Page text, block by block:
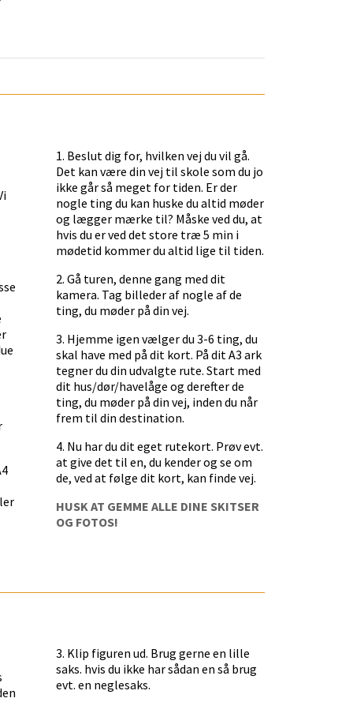
1. Beslut dig for, hvilken vej du vil gå.
Det kan være din vej til skole som du jo
ikke går så meget for tiden. Er der
nogle ting du kan huske du altid møder
og lægger mærke til? Måske ved du, at
hvis du er ved det store træ 5 min i
mødetid kommer du altid lige til tiden.
2. Gå turen, denne gang med dit
kamera. Tag billeder af nogle af de
ting, du møder på din vej.
3. Hjemme igen vælger du 3-6 ting, du
skal have med på dit kort. På dit A3 ark
tegner du din udvalgte rute. Start med
dit hus/dør/havelåge og derefter de
ting, du møder på din vej, inden du når
frem til din destination.
4. Nu har du dit eget rutekort. Prøv evt.
at give det til en, du kender og se om
de, ved at følge dit kort, kan finde vej.
HUSK AT GEMME ALLE DINE SKITSER
OG FOTOS!
3. Klip figuren ud. Brug gerne en lille
saks. hvis du ikke har sådan en så brug
evt. en neglesaks.